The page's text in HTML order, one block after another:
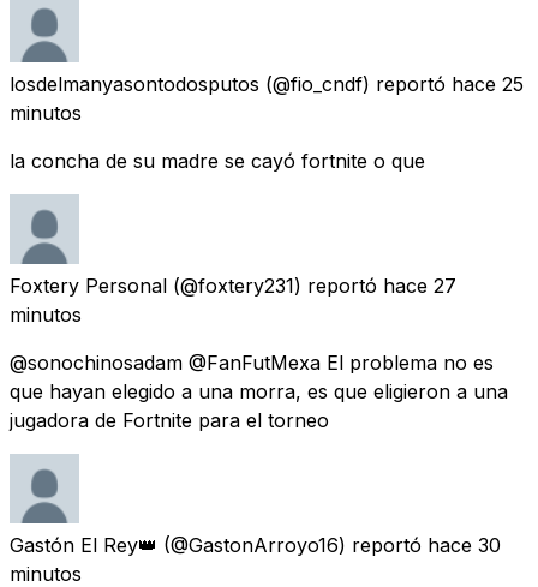
losdelmanyasontodosputos (@fio_cndf) reportó hace 25
minutos
la concha de su madre se cayó fortnite o que
Foxtery Personal (@foxtery231) reportó hace 27
minutos
@sonochinosadam @FanFutMexa El problema no es
que hayan elegido a una morra, es que eligieron a una
jugadora de Fortnite para el torneo
Gastón El Rey👑 (@GastonArroyo16) reportó hace 30
minutos